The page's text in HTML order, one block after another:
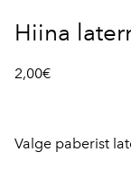
Hiina
2,00€
Valge paberist